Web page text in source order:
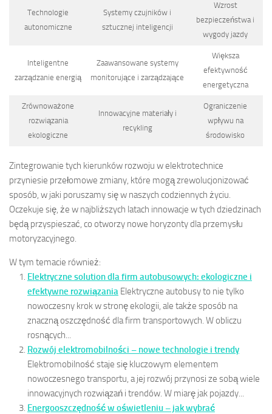
Technologie
autonomiczne
Systemy czujników i
sztucznej inteligencji
Wzrost
bezpieczeństwa i
wygody jazdy
Inteligentne
zarządzanie energią
Zaawansowane systemy
monitorujące i zarządzające
Większa
efektywność
energetyczna
Zrównoważone
rozwiązania
ekologiczne
Innowacyjne materiały i
recykling
Ograniczenie
wpływu na
środowisko
Zintegrowanie tych kierunków rozwoju w elektrotechnice
przyniesie przełomowe zmiany, które mogą zrewolucjonizować
sposób, w jaki poruszamy się w naszych codziennych życiu.
Oczekuje się, że w najbliższych latach innowacje w tych dziedzinach
będą przyspieszać, co otworzy nowe horyzonty dla przemysłu
motoryzacyjnego.
W tym temacie również:
Elektryczne solution dla firm autobusowych: ekologiczne i
efektywne rozwiązania Elektryczne autobusy to nie tylko
nowoczesny krok w stronę ekologii, ale także sposób na
znaczną oszczędność dla firm transportowych. W obliczu
rosnących...
Rozwój elektromobilności – nowe technologie i trendy
Elektromobilność staje się kluczowym elementem
nowoczesnego transportu, a jej rozwój przynosi ze sobą wiele
innowacyjnych rozwiązań i trendów. W miarę jak pojazdy...
Energooszczędność w oświetleniu – jak wybrać